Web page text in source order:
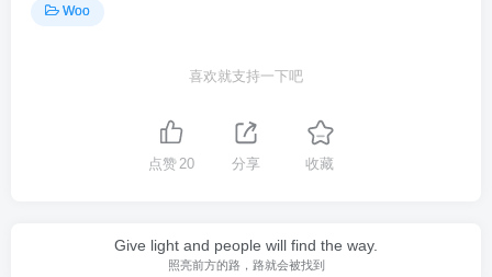
Woo
喜欢就支持一下吧
点赞20 分享 收藏
Give light and people will find the way.
照亮前方的路，路就会被找到